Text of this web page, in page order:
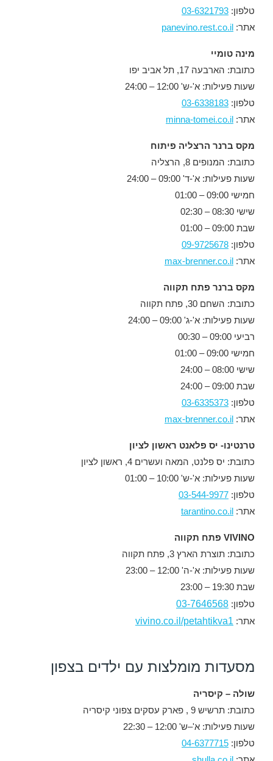
טלפון: 03-6321793
אתר: panevino.rest.co.il
מינה טומיי
כתובת: הארבעה 17, תל אביב יפו
שעות פעילות: א'-ש' 12:00 – 24:00
טלפון: 03-6338183
אתר: minna-tomei.co.il
מקס ברנר הרצליה פיתוח
כתובת: המנופים 8, הרצליה
שעות פעילות: א'-ד' 09:00 – 24:00
חמישי 09:00 – 01:00
שישי 08:30 – 02:30
שבת 09:00 – 01:00
טלפון: 09-9725678
אתר: max-brenner.co.il
מקס ברנר פתח תקווה
כתובת: השחם 30, פתח תקווה
שעות פעילות: א'-ג' 09:00 – 24:00
רביעי 09:00 – 00:30
חמישי 09:00 – 01:00
שישי 08:00 – 24:00
שבת 09:00 – 24:00
טלפון: 03-6335373
אתר: max-brenner.co.il
טרנטינו- יס פלאנט ראשון לציון
כתובת: יס פלנט, המאה ועשרים 4, ראשון לציון
שעות פעילות: א'-ש' 10:00 – 01:00
טלפון: 03-544-9977
אתר: tarantino.co.il
VIVINO פתח תקווה
כתובת: תוצרת הארץ 3, פתח תקווה
שעות פעילות: א'-ה' 12:00 – 23:00
שבת 19:30 – 23:00
טלפון: 03-7646568
אתר: vivino.co.il/petahtikva1
מסעדות מומלצות עם ילדים בצפון
שולה – קיסריה
כתובת: תרשיש 9 , פארק עסקים צפוני קיסריה
שעות פעילות: א'–ש' 12:00 – 22:30
טלפון: 04-6377715